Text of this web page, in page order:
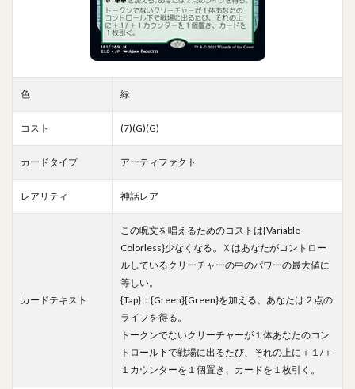
色 緑
コスト (7)(G)(G)
カードタイプ アーティファクト
レアリティ 神話レア
カードテキスト
この呪文を唱えるためのコストは{Variable
Colorless}少なくなる。Ｘはあなたがコントロー
ルしているクリーチャーの中のパワーの最大値に
等しい。
{Tap}：{Green}{Green}を加える。あなたは２点の
ライフを得る。
トークンでないクリーチャーが１体あなたのコン
トロール下で戦場に出るたび、それの上に＋１/＋
１カウンターを１個置き、カードを１枚引く。